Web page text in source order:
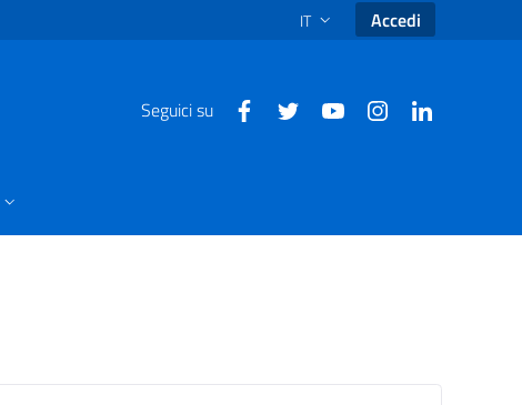
SELEZIONE LINGUA: LINGUA
IT Accedi
Seguici su